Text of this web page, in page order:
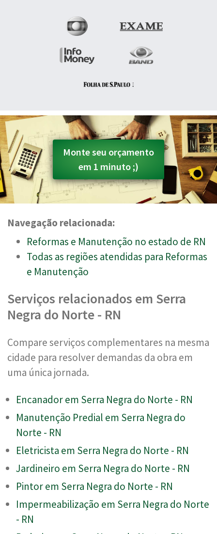
Monte seu orçamento
em 1 minuto ;)
Navegação relacionada:
Reformas e Manutenção no estado de RN
Todas as regiões atendidas para Reformas
e Manutenção
Serviços relacionados em Serra
Negra do Norte - RN
Compare serviços complementares na mesma
cidade para resolver demandas da obra em
uma única jornada.
Encanador em Serra Negra do Norte - RN
Manutenção Predial em Serra Negra do
Norte - RN
Eletricista em Serra Negra do Norte - RN
Jardineiro em Serra Negra do Norte - RN
Pintor em Serra Negra do Norte - RN
Impermeabilização em Serra Negra do Norte
- RN